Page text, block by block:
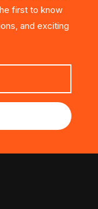
first to know
and exciting